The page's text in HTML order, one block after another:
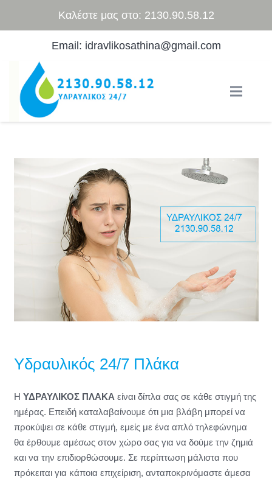
Καλέστε μας στο: 2130.90.58.12
Email: idravlikosathina@gmail.com
Υδραυλικός 24/7 Πλάκα
Η ΥΔΡΑΥΛΙΚΟΣ ΠΛΑΚΑ είναι δίπλα σας σε κάθε στιγμή της
ημέρας. Επειδή καταλαβαίνουμε ότι μια βλάβη μπορεί να
προκύψει σε κάθε στιγμή, εμείς με ένα απλό τηλεφώνημα
θα έρθουμε αμέσως στον χώρο σας για να δούμε την ζημιά
και να την επιδιορθώσουμε. Σε περίπτωση μάλιστα που
πρόκειται για κάποια επιχείριση, ανταποκρινόμαστε άμεσα